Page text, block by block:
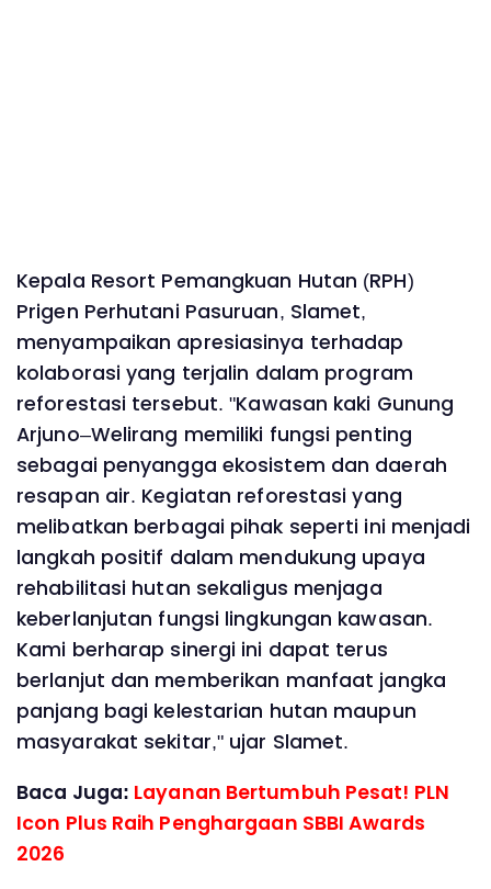
Kepala Resort Pemangkuan Hutan (RPH)
Prigen Perhutani Pasuruan, Slamet,
menyampaikan apresiasinya terhadap
kolaborasi yang terjalin dalam program
reforestasi tersebut. "Kawasan kaki Gunung
Arjuno–Welirang memiliki fungsi penting
sebagai penyangga ekosistem dan daerah
resapan air. Kegiatan reforestasi yang
melibatkan berbagai pihak seperti ini menjadi
langkah positif dalam mendukung upaya
rehabilitasi hutan sekaligus menjaga
keberlanjutan fungsi lingkungan kawasan.
Kami berharap sinergi ini dapat terus
berlanjut dan memberikan manfaat jangka
panjang bagi kelestarian hutan maupun
masyarakat sekitar," ujar Slamet.
Baca Juga: Layanan Bertumbuh Pesat! PLN
Icon Plus Raih Penghargaan SBBI Awards
2026